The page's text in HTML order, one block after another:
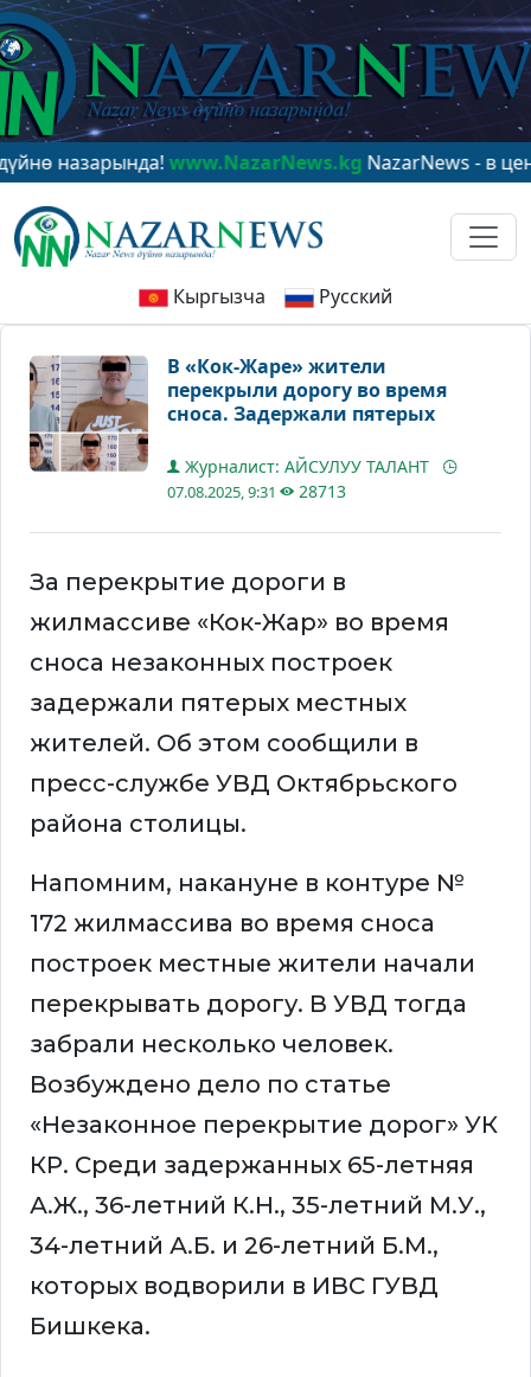
www.NazarNews.kgNazarNews - в центре
Кыргызча Русский
В «Кок-Жаре» жители
перекрыли дорогу во время
сноса. Задержали пятерых
Журналист: АЙСУЛУУ ТАЛАНТ
07.08.2025, 9:31 28713
За перекрытие дороги в
жилмассиве «Кок-Жар» во время
сноса незаконных построек
задержали пятерых местных
жителей. Об этом сообщили в
пресс-службе УВД Октябрьского
района столицы.
Напомним, накануне в контуре №
172 жилмассива во время сноса
построек местные жители начали
перекрывать дорогу. В УВД тогда
забрали несколько человек.
Возбуждено дело по статье
«Незаконное перекрытие дорог» УК
КР. Среди задержанных 65-летняя
А.Ж., 36-летний К.Н., 35-летний М.У.,
34-летний А.Б. и 26-летний Б.М.,
которых водворили в ИВС ГУВД
Бишкека.